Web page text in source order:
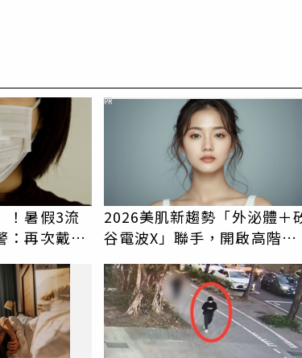
！暑假3流
再次戴上
2026美肌新趨勢「外泌體＋
谷電波X」聯手，開啟高階養
PR